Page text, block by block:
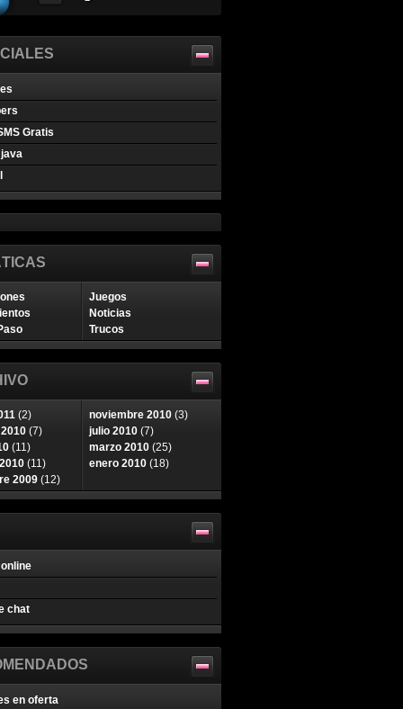
Gratis
Juegos
Noticias
Trucos
(2) noviembre 2010 (3)
(7) julio 2010 (7)
(11) marzo 2010 (25)
(11) enero 2010 (18)
2009 (12)
chat
en oferta